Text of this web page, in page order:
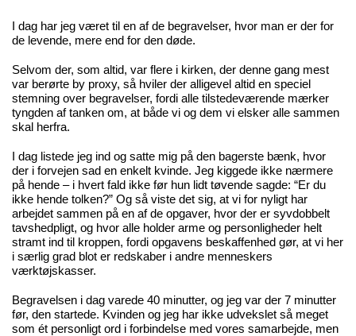
I dag har jeg været til en af de begravelser, hvor man er der for
de levende, mere end for den døde.
Selvom der, som altid, var flere i kirken, der denne gang mest
var berørte by proxy, så hviler der alligevel altid en speciel
stemning over begravelser, fordi alle tilstedeværende mærker
tyngden af tanken om, at både vi og dem vi elsker alle sammen
skal herfra.
I dag listede jeg ind og satte mig på den bagerste bænk, hvor
der i forvejen sad en enkelt kvinde. Jeg kiggede ikke nærmere
på hende – i hvert fald ikke før hun lidt tøvende sagde: “Er du
ikke hende tolken?” Og så viste det sig, at vi for nyligt har
arbejdet sammen på en af de opgaver, hvor der er syvdobbelt
tavshedpligt, og hvor alle holder arme og personligheder helt
stramt ind til kroppen, fordi opgavens beskaffenhed gør, at vi her
i særlig grad blot er redskaber i andre menneskers
værktøjskasser.
Begravelsen i dag varede 40 minutter, og jeg var der 7 minutter
før, den startede. Kvinden og jeg har ikke udvekslet så meget
som ét personligt ord i forbindelse med vores samarbejde, men